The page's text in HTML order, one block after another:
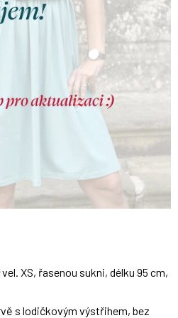
vel. XS, řasenou sukni, délku 95 cm,
s lodičkovým výstřihem, bez